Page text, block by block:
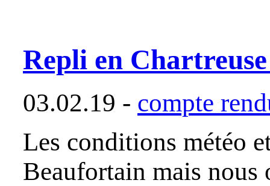
Repli en
03.02.19 - compte
Les conditions météo
Beaufortain mais nous